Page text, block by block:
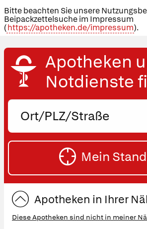
Bitte beachten Sie unsere
Beipackzettelsuche im Impressum
(https://apotheken.de/impressum).
Apotheken
Notdienste
Ort,
oder
Straße
Mein
Apotheken in Ihrer
Diese Apotheken sind nicht in meiner